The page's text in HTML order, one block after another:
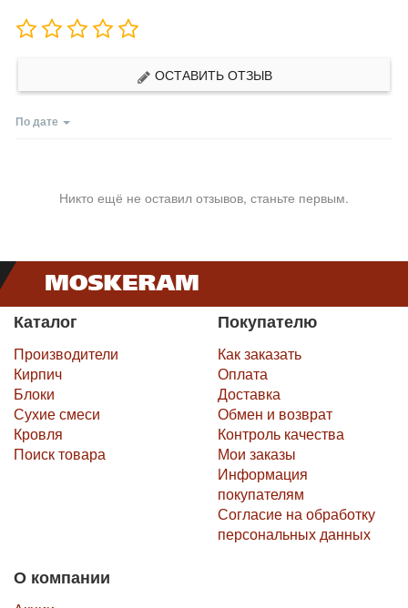
ОСТАВИТЬ ОТЗЫВ
По дате
Никто ещё не оставил отзывов, станьте первым.
Каталог
Производители
Кирпич
Блоки
Сухие смеси
Кровля
Поиск товара
Покупателю
Как заказать
Оплата
Доставка
Обмен и возврат
Контроль качества
Мои заказы
Информация
покупателям
Согласие на обработку
персональных данных
О компании